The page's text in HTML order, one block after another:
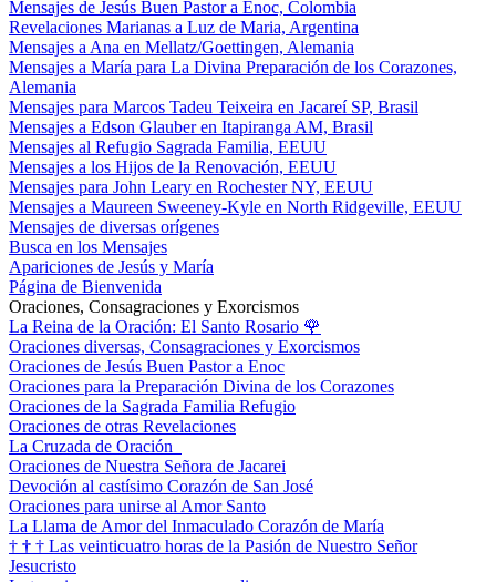
Mensajes de Jesús Buen Pastor a Enoc, Colombia
Revelaciones Marianas a Luz de Maria, Argentina
Mensajes a Ana en Mellatz/Goettingen, Alemania
Mensajes a María para La Divina Preparación de los Corazones,
Alemania
Mensajes para Marcos Tadeu Teixeira en Jacareí SP, Brasil
Mensajes a Edson Glauber en Itapiranga AM, Brasil
Mensajes al Refugio Sagrada Familia, EEUU
Mensajes a los Hijos de la Renovación, EEUU
Mensajes para John Leary en Rochester NY, EEUU
Mensajes a Maureen Sweeney-Kyle en North Ridgeville, EEUU
Mensajes de diversas orígenes
Busca en los Mensajes
Apariciones de Jesús y María
Página de Bienvenida
Oraciones, Consagraciones y Exorcismos
La Reina de la Oración: El Santo Rosario 🌹
Oraciones diversas, Consagraciones y Exorcismos
Oraciones de Jesús Buen Pastor a Enoc
Oraciones para la Preparación Divina de los Corazones
Oraciones de la Sagrada Familia Refugio
Oraciones de otras Revelaciones
La Cruzada de Oración
Oraciones de Nuestra Señora de Jacarei
Devoción al castísimo Corazón de San José
Oraciones para unirse al Amor Santo
La Llama de Amor del Inmaculado Corazón de María
† † † Las veinticuatro horas de la Pasión de Nuestro Señor
Jesucristo